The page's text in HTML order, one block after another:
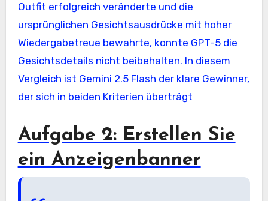
Outfit erfolgreich veränderte und die
ursprünglichen Gesichtsausdrücke mit hoher
Wiedergabetreue bewahrte, konnte GPT-5 die
Gesichtsdetails nicht beibehalten. In diesem
Vergleich ist Gemini 2.5 Flash der klare Gewinner,
der sich in beiden Kriterien überträgt
Aufgabe 2: Erstellen Sie
ein Anzeigenbanner